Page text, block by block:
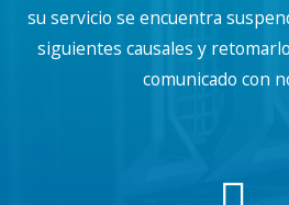
su servicio se encuentra
siguientes causales y
comunicado con